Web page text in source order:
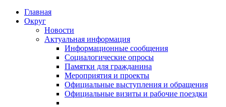
Главная
Округ
Новости
Актуальная информация
Информационные сообщения
Социалогические опросы
Памятки для гражданина
Мероприятия и проекты
Официальные выступления и обращения
Официальные визиты и рабочие поездки